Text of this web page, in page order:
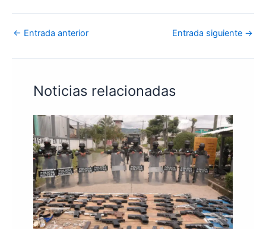
← Entrada anterior Entrada siguiente →
Noticias relacionadas